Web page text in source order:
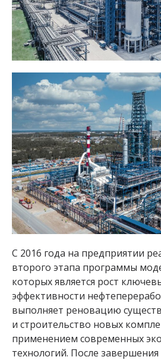
С 2016 года на предприятии
второго этапа программы
которых является рост
эффективности
выполняет реновацию
и строительство новых
применением современных
технологий. После